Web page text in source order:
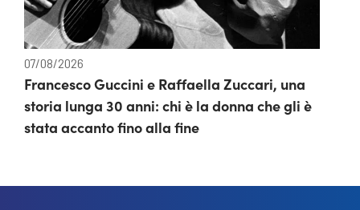
07/08/2026
Francesco Guccini e Raffaella Zuccari, una
storia lunga 30 anni: chi è la donna che gli è
stata accanto fino alla fine